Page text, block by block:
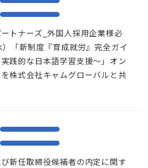
トナーズ_外国人採用企業様必
「新制度『育成就労』完全ガイ
践的な日本語学習支援～」オン
株式会社キャムグローバルと共
新任取締役候補者の内定に関す